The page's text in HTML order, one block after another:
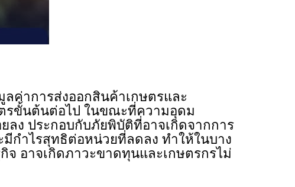
ค่าการส่งออกสินค้าเกษตรและ
รขั้นต้นต่อไป ในขณะที่ความอุดม
ง ประกอบกับภัยพิบัติที่อาจเกิดจากการ
กำไรสุทธิต่อหน่วยที่ลดลง ทำให้ในบาง
อาจเกิดภาวะขาดทุนและเกษตรกรไม่